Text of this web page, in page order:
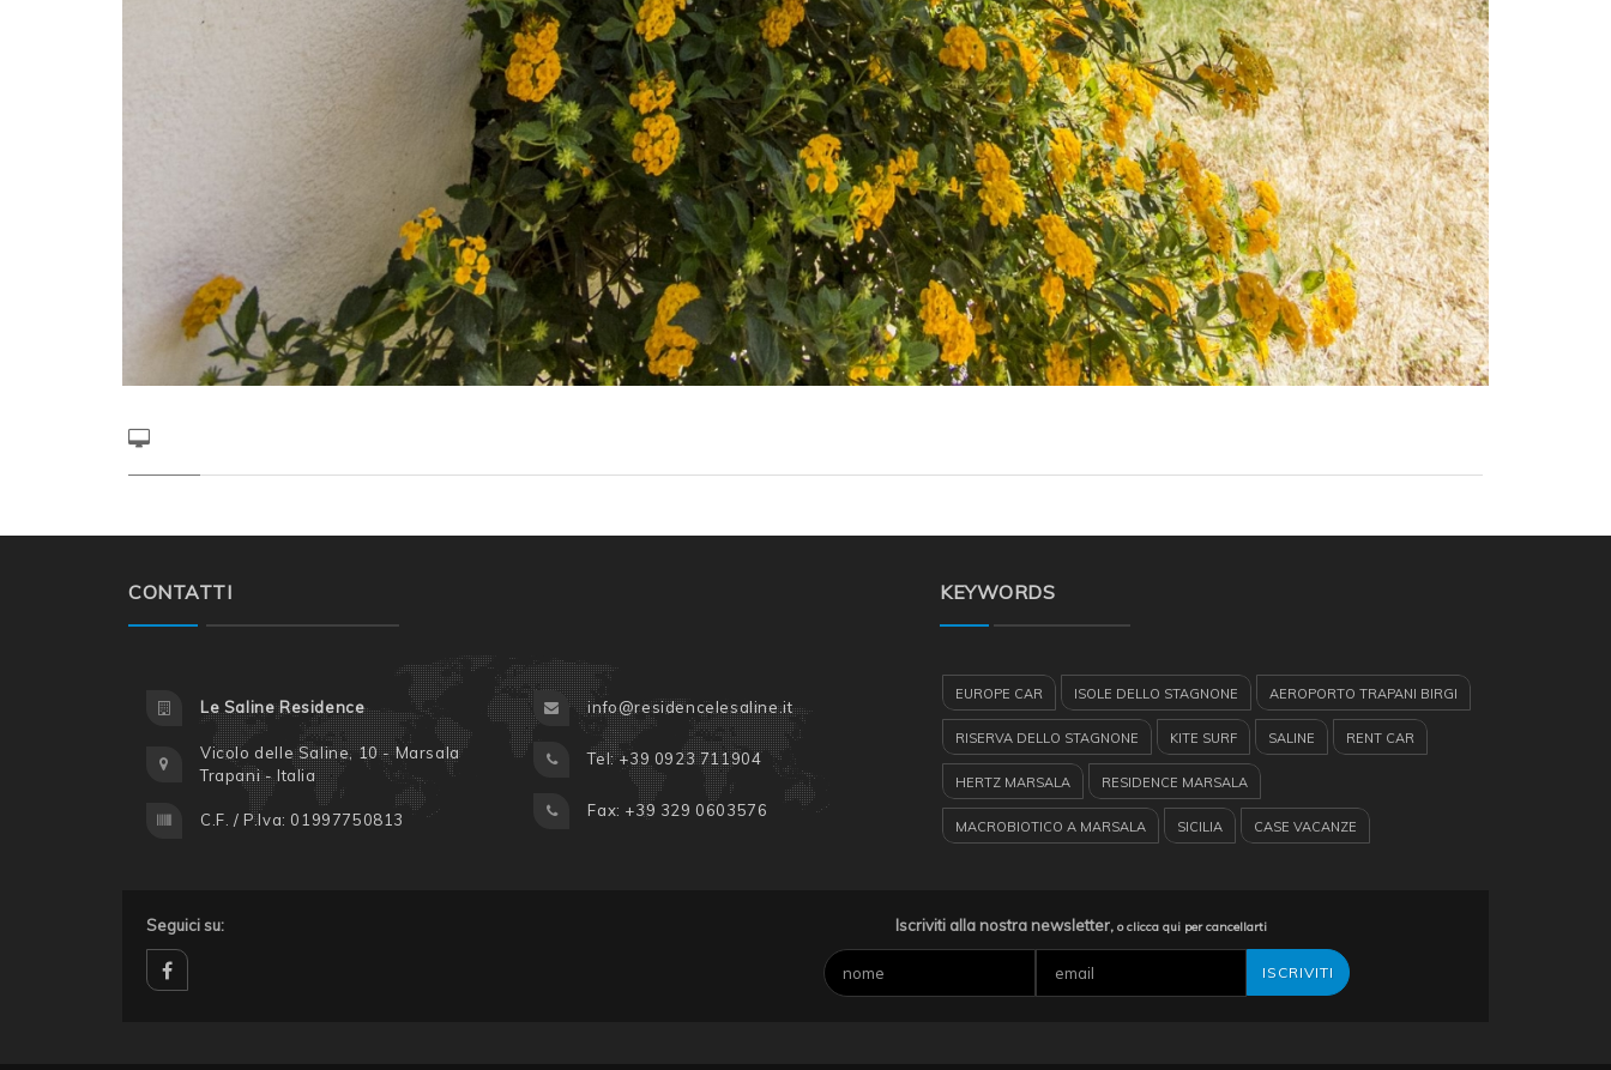
CONTATTI
Le Saline Residence
Vicolo delle Saline, 10 - Marsala
Trapani - Italia
C.F. / P.Iva: 01997750813
info@residencelesaline.it
Tel: +39 0923 711904
Fax: +39 329 0603576
KEYWORDS
EUROPE CAR ISOLE DELLO STAGNONE AEROPORTO TRAPANI BIRGI
RISERVA DELLO STAGNONE KITE SURF SALINE RENT CAR
HERTZ MARSALA RESIDENCE MARSALA
MACROBIOTICO A MARSALA SICILIA CASE VACANZE
LE SALINE RESIDENCE
CASE VACANZA SICILIA
Seguici su: Iscriviti alla nostra newsletter, o clicca qui per cancellarti